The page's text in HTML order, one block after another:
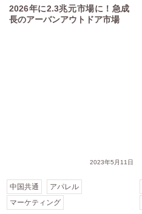
2026年に2.3兆元市場に！急成
長のアーバンアウトドア市場
2023年5月11日
中国共通
アパレル
マーケティング